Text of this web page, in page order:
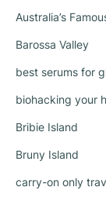
Australia’s
Barossa Valley
best serums for
biohacking your
Bribie Island
Bruny Island
carry-on only